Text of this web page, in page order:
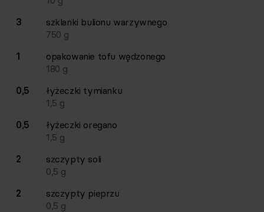
3
szklanki bulionu warzywnego
750 g
1
opakowanie tofu wędzonego
180 g
0,5
łyżeczki tymianku
1,5 g
0,5
łyżeczki oregano
1,5 g
2
szczypty soli
0,5 g
2
szczypty pieprzu
0,5 g